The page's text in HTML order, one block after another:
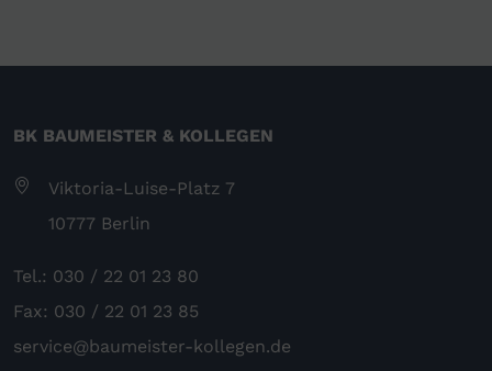
BK BAUMEISTER & KOLLEGEN
Viktoria-Luise-Platz 7
10777 Berlin
Tel.: 030 / 22 01 23 80
Fax: 030 / 22 01 23 85
service@baumeister-kollegen.de